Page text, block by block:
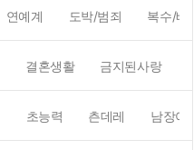
연예계 도박/범죄 복수/배신
결혼생활 금지된사랑
초능력 츤데레 남장여자